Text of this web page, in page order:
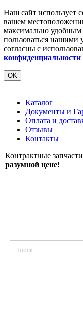
Наш сайт использует
вашем
максимально
пользоваться нашими
согласны с
конфиденциальности
OK
Каталог
Документы и
Оплата и
Отзывы
Контакты
Контрактные запчасти
разумной цене!